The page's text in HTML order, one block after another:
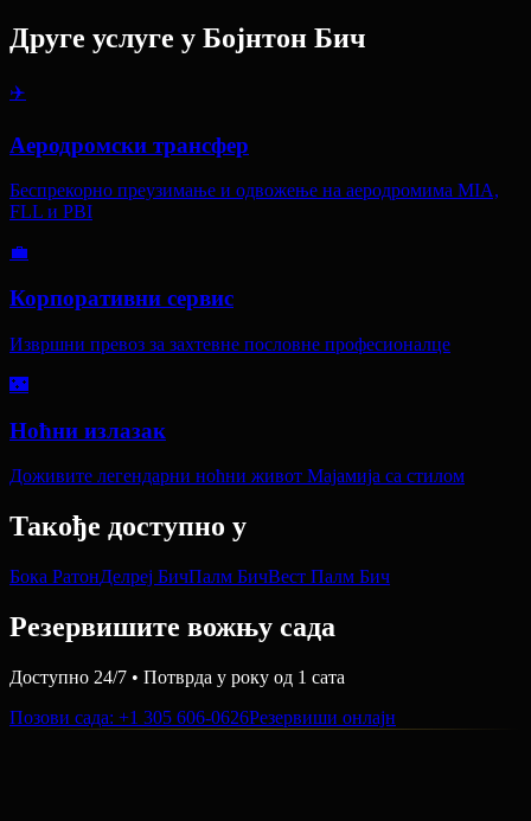
Друге услуге у Бојнтон Бич
✈️
Аеродромски трансфер
Беспрекорно преузимање и одвожење на аеродромима MIA,
FLL и PBI
💼
Корпоративни сервис
Извршни превоз за захтевне пословне професионалце
🌃
Ноћни излазак
Доживите легендарни ноћни живот Мајамија са стилом
Такође доступно у
Бока РатонДелреј БичПалм БичВест Палм Бич
Резервишите вожњу сада
Доступно 24/7 • Потврда у року од 1 сата
Позови сада: +1 305 606-0626Резервиши онлајн